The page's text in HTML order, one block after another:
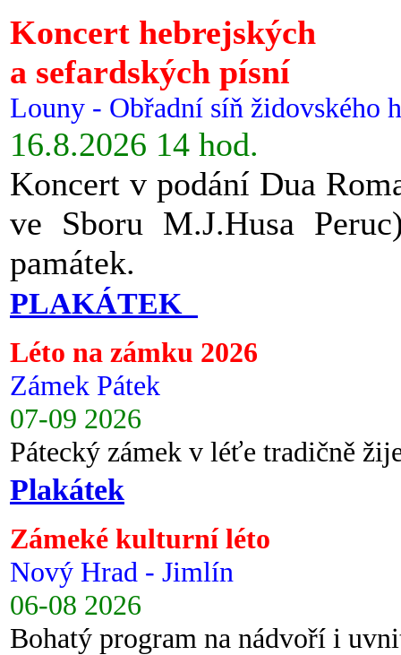
Koncert hebrejských
a sefardských písní
Louny - Obřadní síň židovského
16.8.2026 14 hod.
Koncert v podání Dua
ve Sboru M.J.Husa
památek.
PLAKÁTEK
Léto na zámku 2026
Zámek Pátek
07-09 2026
Pátecký zámek v léťe tradičně
Plakátek
Zámeké kulturní léto
Nový Hrad - Jimlín
06-08 2026
Bohatý program na nádvoří i